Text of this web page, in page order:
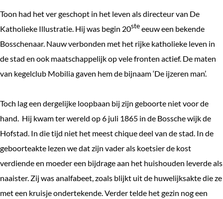
Toon had het ver geschopt in het leven als directeur van De
Katholieke Illustratie. Hij was begin 20steeeuw een bekende
Bosschenaar. Nauw verbonden met het rijke katholieke leven in
de stad en ook maatschappelijk op vele fronten actief. De maten
van kegelclub Mobilia gaven hem de bijnaam ‘De ijzeren man’.
Toch lag een dergelijke loopbaan bij zijn geboorte niet voor de
hand. Hij kwam ter wereld op 6 juli 1865 in de Bossche wijk de
Hofstad. In die tijd niet het meest chique deel van de stad. In de
geboorteakte lezen we dat zijn vader als koetsier de kost
verdiende en moeder een bijdrage aan het huishouden leverde als
naaister. Zij was analfabeet, zoals blijkt uit de huwelijksakte die ze
met een kruisje ondertekende. Verder telde het gezin nog een